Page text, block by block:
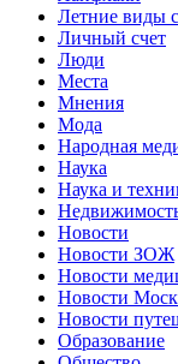
Летние виды
Личный счет
Люди
Места
Мнения
Мода
Народная
Наука
Наука и
Новости
Новости ЗОЖ
Новости
Новости
Новости
Образование